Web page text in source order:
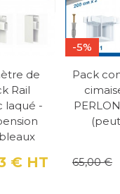
de
Rail
laqué -
€ HT Prix de
-5%
Pack
65,00 €